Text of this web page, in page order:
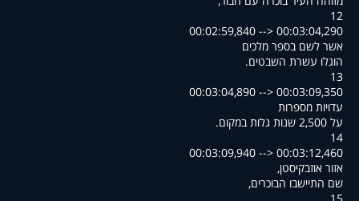
12
00:02:59,840 --> 00:03:04,290
אשר לשם בספר מלכים
.הוגלו עשרת השבטים
13
00:03:04,890 --> 00:03:09,350
עדויות מספרות
.על 2,500 שנות גלות במקום
14
00:03:09,940 --> 00:03:12,460
,אזור אוזבקיסטן
,שם התיישבו הבוכרים
15